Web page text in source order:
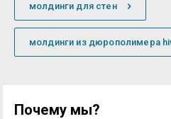
молдинги для стен
молдинги из дюрополимера
Почему мы?